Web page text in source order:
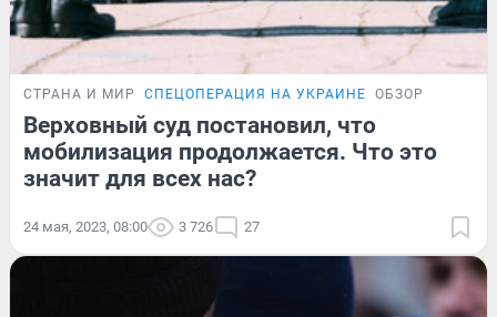
СТРАНА И МИР СПЕЦОПЕРАЦИЯ НА УКРАИНЕ ОБЗОР
Верховный суд постановил, что
мобилизация продолжается. Что это
значит для всех нас?
24 мая, 2023, 08:00 3 726 27